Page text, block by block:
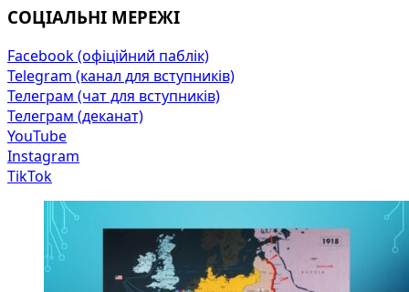
СОЦІАЛЬНІ МЕРЕЖІ
Facebook (офіційний паблік)
Telegram (канал для вступників)
Телеграм (чат для вступників)
Телеграм (деканат)
YouTube
Instagram
TikTok